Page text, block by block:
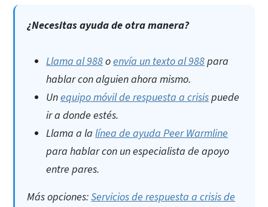
¿Necesitas ayuda de otra manera?
Llama al 988oenvía un texto al 988para
hablar con alguien ahora mismo.
Unequipo móvil de respuesta a crisispuede
ir a donde estés.
Llama a lalínea de ayuda Peer Warmline
para hablar con un especialista de apoyo
entre pares.
Más opciones:Servicios de respuesta a crisis de